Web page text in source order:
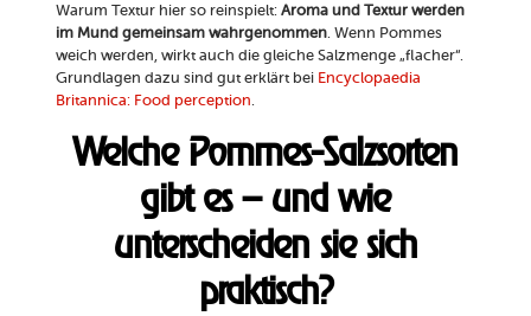
Warum Textur hier so reinspielt: Aroma und Textur werden
im Mund gemeinsam wahrgenommen. Wenn Pommes
weich werden, wirkt auch die gleiche Salzmenge „flacher“.
Grundlagen dazu sind gut erklärt bei Encyclopaedia
Britannica: Food perception.
Welche Pommes-Salzsorten
gibt es – und wie
unterscheiden sie sich
praktisch?